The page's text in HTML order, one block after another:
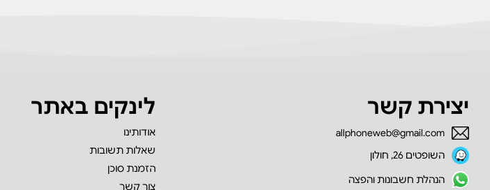
יצירת קשר
allphoneweb@gmail.com
השופטים 26, חולון
הנהלת חשבונות והפצה
לינקים באתר
אודותינו
שאלות תשובות
הזמנת סוכן
צור קשר